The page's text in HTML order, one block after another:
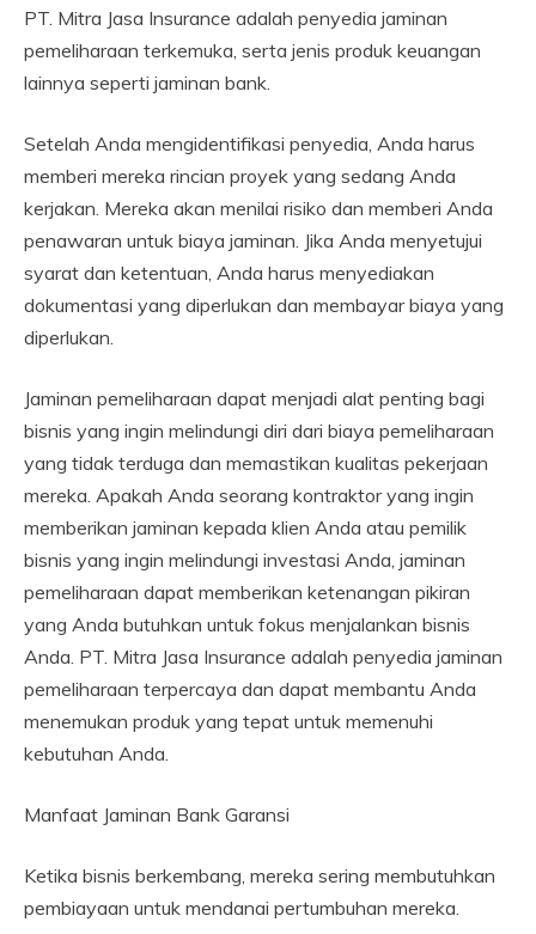
PT. Mitra Jasa Insurance adalah penyedia jaminan
pemeliharaan terkemuka, serta jenis produk keuangan
lainnya seperti jaminan bank.
Setelah Anda mengidentifikasi penyedia, Anda harus
memberi mereka rincian proyek yang sedang Anda
kerjakan. Mereka akan menilai risiko dan memberi Anda
penawaran untuk biaya jaminan. Jika Anda menyetujui
syarat dan ketentuan, Anda harus menyediakan
dokumentasi yang diperlukan dan membayar biaya yang
diperlukan.
Jaminan pemeliharaan dapat menjadi alat penting bagi
bisnis yang ingin melindungi diri dari biaya pemeliharaan
yang tidak terduga dan memastikan kualitas pekerjaan
mereka. Apakah Anda seorang kontraktor yang ingin
memberikan jaminan kepada klien Anda atau pemilik
bisnis yang ingin melindungi investasi Anda, jaminan
pemeliharaan dapat memberikan ketenangan pikiran
yang Anda butuhkan untuk fokus menjalankan bisnis
Anda. PT. Mitra Jasa Insurance adalah penyedia jaminan
pemeliharaan terpercaya dan dapat membantu Anda
menemukan produk yang tepat untuk memenuhi
kebutuhan Anda.
Manfaat Jaminan Bank Garansi
Ketika bisnis berkembang, mereka sering membutuhkan
pembiayaan untuk mendanai pertumbuhan mereka.